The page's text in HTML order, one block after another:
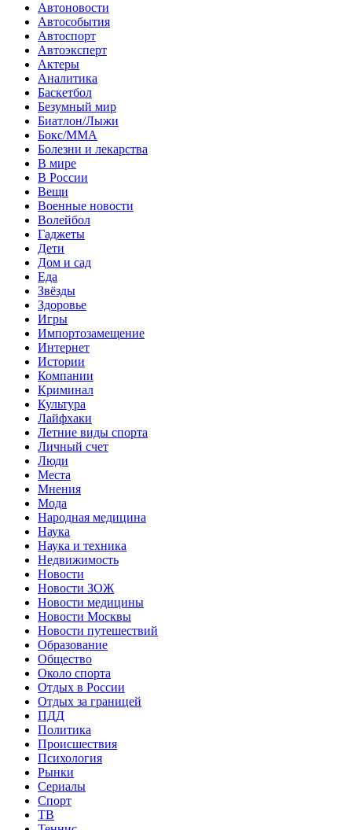
Автоновости
Автособытия
Автоспорт
Автоэксперт
Актеры
Аналитика
Баскетбол
Безумный мир
Биатлон/Лыжи
Бокс/MMA
Болезни и лекарства
В мире
В России
Вещи
Военные новости
Волейбол
Гаджеты
Дети
Дом и сад
Еда
Звёзды
Здоровье
Игры
Импортозамещение
Интернет
Истории
Компании
Криминал
Культура
Лайфхаки
Летние виды спорта
Личный счет
Люди
Места
Мнения
Мода
Народная медицина
Наука
Наука и техника
Недвижимость
Новости
Новости ЗОЖ
Новости медицины
Новости Москвы
Новости путешествий
Образование
Общество
Около спорта
Отдых в России
Отдых за границей
ПДД
Политика
Происшествия
Психология
Рынки
Сериалы
Спорт
ТВ